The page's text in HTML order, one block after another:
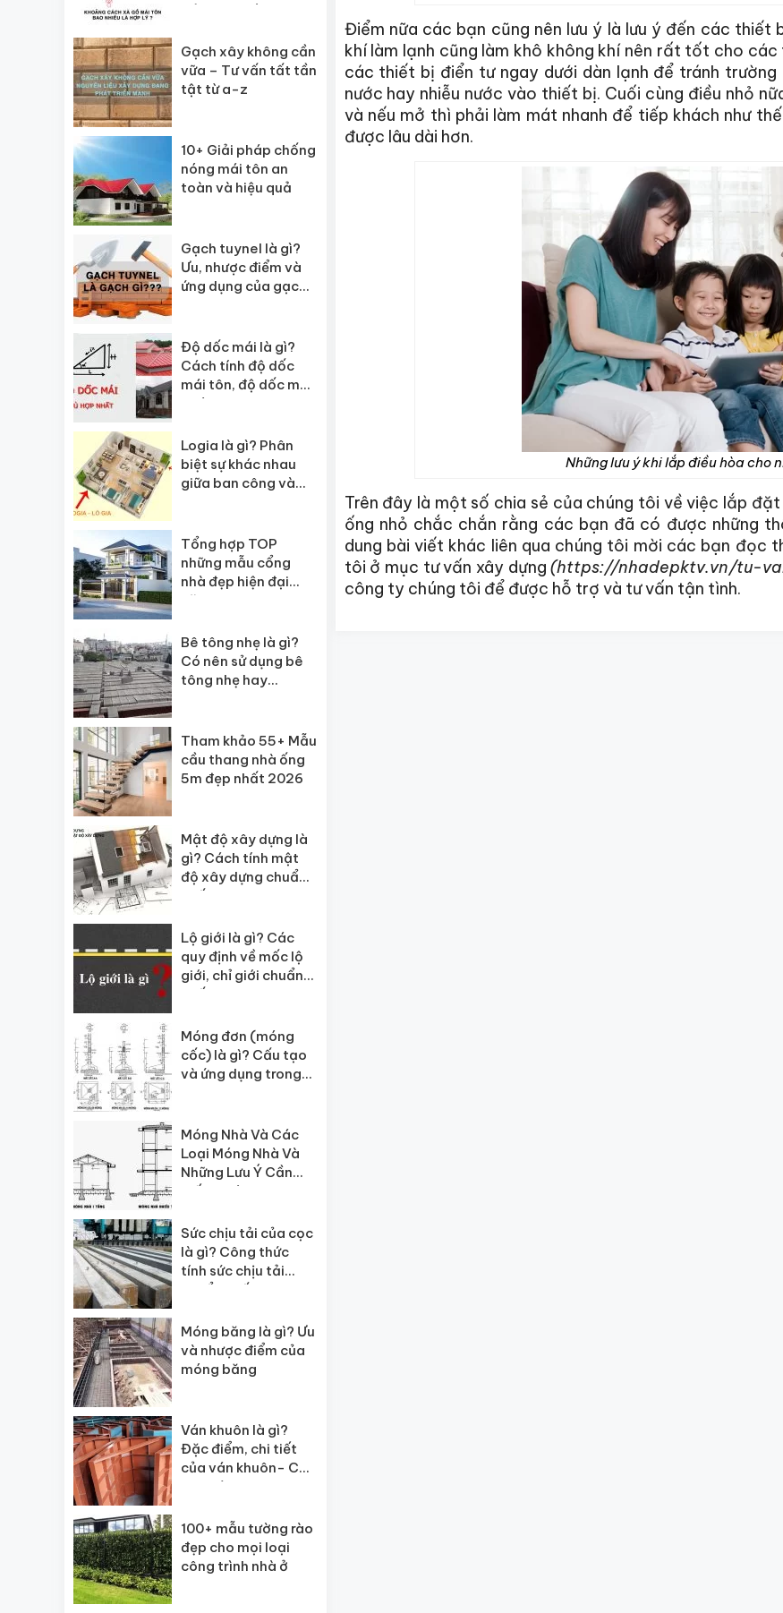
Điểm nữa các bạn cũng nên lưu ý là lưu ý đến các thiết
khí làm lạnh cũng làm khô không khí nên rất tốt cho
các thiết bị điển tư ngay dưới dàn lạnh để tránh
nước hay nhiễu nước vào thiết bị. Cuối cùng điều nhỏ
và nếu mở thì phải làm mát nhanh để tiếp khách như
được lâu dài hơn.
Những lưu ý khi lắp điều hòa cho
Trên đây là một số chia sẻ của chúng tôi về việc lắp
ống nhỏ chắc chắn rằng các bạn đã có được những
dung bài viết khác liên qua chúng tôi mời các bạn đọc
tôi ở mục tư vấn xây dựng(https://nhadepktv.vn/tu-
công ty chúng tôi để được hỗ trợ và tư vấn tận tình.
kiệm chi phí
Gạch xây không cần
vữa – Tư vấn tất tần
tật từ a-z
10+ Giải pháp chống
nóng mái tôn an
toàn và hiệu quả
Gạch tuynel là gì?
Ưu, nhược điểm và
ứng dụng của gạch
Độ dốc mái là gì?
Cách tính độ dốc
mái tôn, độ dốc mái
ngói
Logia là gì? Phân
biệt sự khác nhau
giữa ban công và
Tổng hợp TOP
những mẫu cổng
nhà đẹp hiện đại
năm 2026
Bê tông nhẹ là gì?
Có nên sử dụng bê
tông nhẹ hay
Tham khảo 55+ Mẫu
cầu thang nhà ống
5m đẹp nhất 2026
Mật độ xây dựng là
gì? Cách tính mật
độ xây dựng chuẩn
nhất
Lộ giới là gì? Các
quy định về mốc lộ
giới, chỉ giới chuẩn
nhất
Móng đơn (móng
cốc) là gì? Cấu tạo
và ứng dụng trong
Móng Nhà Và Các
Loại Móng Nhà Và
Những Lưu Ý Cần
Biết Trước
Sức chịu tải của cọc
là gì? Công thức
tính sức chịu tải
chuẩn nhất
Móng băng là gì? Ưu
và nhược điểm của
móng băng
Ván khuôn là gì?
Đặc điểm, chi tiết
của ván khuôn- Các
loại ván?
100+ mẫu tường rào
đẹp cho mọi loại
công trình nhà ở